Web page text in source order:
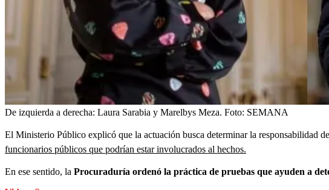
De izquierda a derecha: Laura Sarabia y Marelbys Meza. Foto: SEMANA
El Ministerio Público explicó que la actuación busca determinar la responsabilidad
funcionarios públicos que podrían estar involucrados al hechos.
En ese sentido, la Procuraduría ordenó la práctica de pruebas que ayuden a